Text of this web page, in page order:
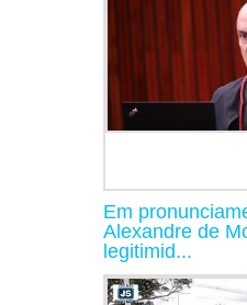
Em
Alexandre de
legitimid...